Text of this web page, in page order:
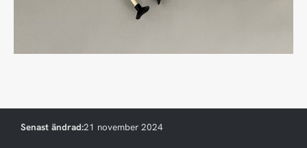
Senast ändrad:21 november 2024